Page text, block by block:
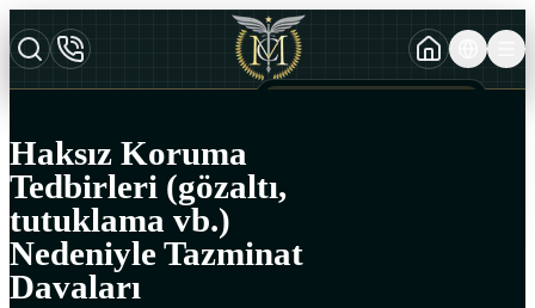
Haksız Koruma
Tedbirleri (gözaltı,
tutuklama vb.)
Nedeniyle Tazminat
Davaları